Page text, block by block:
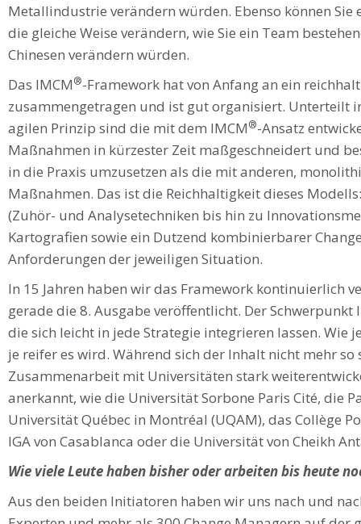
Metallindustrie verändern würden. Ebenso können
die gleiche Weise verändern, wie Sie ein Team
Chinesen verändern würden.
Das IMCM®-Framework hat von Anfang an ein
zusammengetragen und ist gut organisiert. Unterteilt
agilen Prinzip sind die mit dem IMCM®-Ansatz
Maßnahmen in kürzester Zeit maßgeschneidert und
in die Praxis umzusetzen als die mit anderen,
Maßnahmen. Das ist die Reichhaltigkeit dieses
(Zuhör- und Analysetechniken bis hin zu
Kartografien sowie ein Dutzend kombinierbarer
Anforderungen der jeweiligen Situation.
In 15 Jahren haben wir das Framework kontinuierlich
gerade die 8. Ausgabe veröffentlicht. Der
die sich leicht in jede Strategie integrieren lassen. Wie
je reifer es wird. Während sich der Inhalt nicht mehr
Zusammenarbeit mit Universitäten stark
anerkannt, wie die Universität Sorbone Paris Cité, die
Universität Québec in Montréal (UQAM), das Collège
IGA von Casablanca oder die Universität von Cheikh
Wie viele Leute haben bisher oder arbeiten bis heute
Aus den beiden Initiatoren haben wir uns nach und